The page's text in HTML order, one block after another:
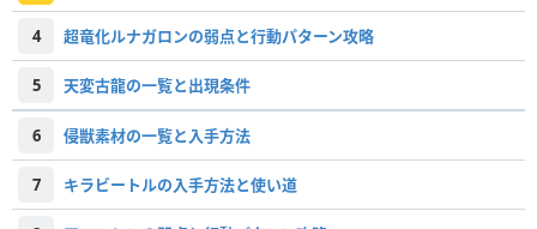
4 超竜化ルナガロンの弱点と行動パターン攻略
5 天変古龍の一覧と出現条件
6 侵獣素材の一覧と入手方法
7 キラビートルの入手方法と使い道